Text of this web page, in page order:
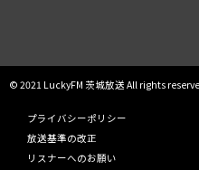
© 2021 LuckyFM 茨城放送 All rights
プライバシーポリシー
放送基準の改正
リスナーへのお願い